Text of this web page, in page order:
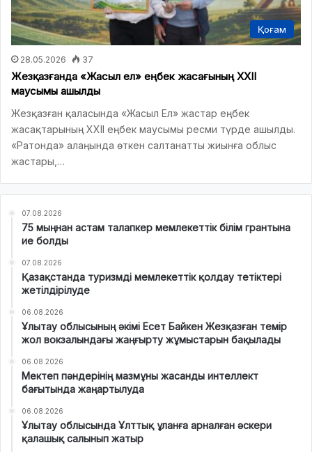
Қоғам
28.05.2026 37
Жезқазғанда «Жасыл ел» еңбек жасағының ХХІІ
маусымы ашылды
Жезқазған қаласында «Жасыл Ел» жастар еңбек
жасақтарының ХХІІ еңбек маусымы ресми түрде ашылды.
«Ратонда» алаңында өткен салтанатты жиынға облыс
жастары,…
07.08.2026
75 мыңнан астам талапкер мемлекеттік білім грантына
ие болды
07.08.2026
Қазақстанда туризмді мемлекеттік қолдау тетіктері
жетілдірілуде
06.08.2026
Ұлытау облысының әкімі Есет Байкен Жезқазған темір
жол вокзалындағы жаңғырту жұмыстарын бақылады
06.08.2026
Мектеп пәндерінің мазмұны жасанды интеллект
бағытында жаңартылуда
06.08.2026
Ұлытау облысында Ұлттық ұланға арналған әскери
қалашық салынып жатыр